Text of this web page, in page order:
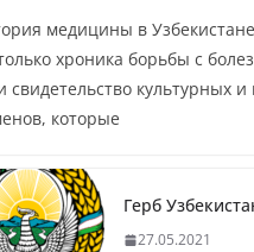
медицины в
хроника борьбы с
свидетельство культурных
которые
Герб
27.05.2021